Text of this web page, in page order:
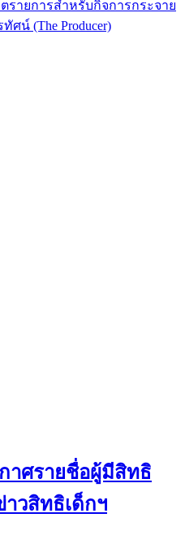
ายการสำหรับกิจการกระจาย
ศน์ (The Producer)
าศรายชื่อผู้มีสิทธิ
าวสิทธิเด็กฯ